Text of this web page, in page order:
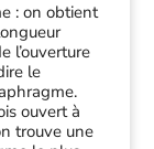
: on obtient
l’ouverture
le
ouvert à
trouve une